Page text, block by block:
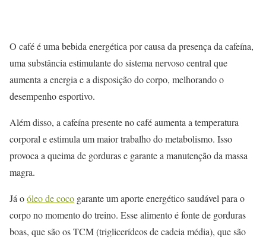
O café é uma bebida energética por causa da presença da cafeína,
uma substância estimulante do sistema nervoso central que
aumenta a energia e a disposição do corpo, melhorando o
desempenho esportivo.
Além disso, a cafeína presente no café aumenta a temperatura
corporal e estimula um maior trabalho do metabolismo. Isso
provoca a queima de gorduras e garante a manutenção da massa
magra.
Já oóleo de coco garante um aporte energético saudável para o
corpo no momento do treino. Esse alimento é fonte de gorduras
boas, que são os TCM (triglicerídeos de cadeia média), que são